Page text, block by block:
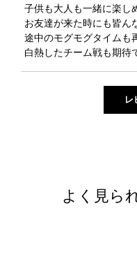
子供も大人も一緒に楽し
お友達が来た時にも皆ん
途中のモグモグタイムも
白熱したチーム戦も期待
よく見ら